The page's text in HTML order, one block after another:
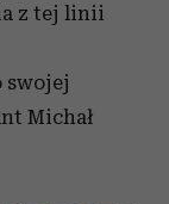
z tej linii
swojej
Michał